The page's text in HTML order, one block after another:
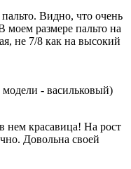
Видно, что очень
размере пальто на
не 7/8 как на высокий
модели - васильковый)
нем красавица! На рост
Довольна своей